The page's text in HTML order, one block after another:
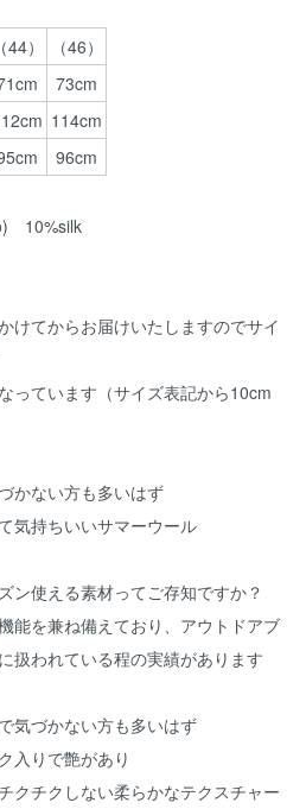
（44）
（46）
73cm
114cm
96cm
10%silk
けてからお届けいたしますのでサイ
っています（サイズ表記から10cm
かない方も多いはず
気持ちいいサマーウール
ン使える素材ってご存知ですか？
能を兼ね備えており、アウトドアブ
扱われている程の実績があります
気づかない方も多いはず
入りで艶があり
クチクしない柔らかなテクスチャー